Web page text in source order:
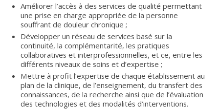
Améliorer l’accès à des services de qualité permettant
une prise en charge appropriée de la personne
souffrant de douleur chronique ;
Développer un réseau de services basé sur la
continuité, la complémentarité, les pratiques
collaboratives et interprofessionnelles, et ce, entre les
différents niveaux de soins et d’expertise ;
Mettre à profit l’expertise de chaque établissement au
plan de la clinique, de l’enseignement, du transfert des
connaissances, de la recherche ainsi que de l’évaluation
des technologies et des modalités d’interventions.